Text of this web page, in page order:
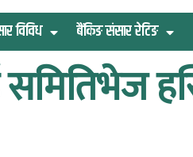
विविध बैंकिङ संसार रेटिङ